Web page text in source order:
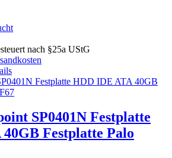
nach §25a UStG
SP0401N Festplatte
Festplatte Palo